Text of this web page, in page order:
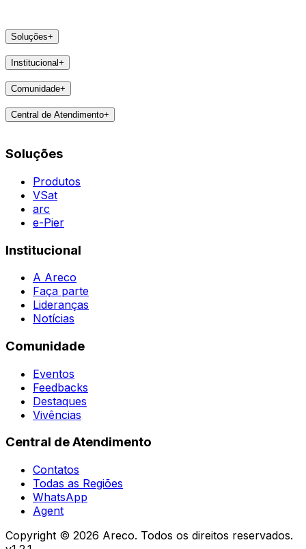
Soluções+
Produtos
arc
Institucional+
A Areco
Lideranças
Comunidade+
Eventos
Vivências
Central de Atendimento+
Todas as Regiões
Agent
Soluções
Produtos
VSat
arc
e-Pier
Institucional
A Areco
Faça parte
Lideranças
Notícias
Comunidade
Eventos
Feedbacks
Destaques
Vivências
Central de Atendimento
Contatos
Todas as Regiões
WhatsApp
Agent
Copyright © 2026 Areco. Todos os direitos reservados.